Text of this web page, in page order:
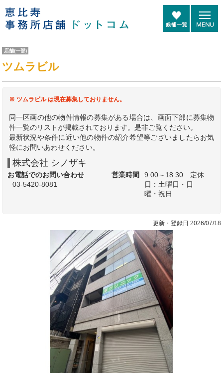
店舗(一部)
ツムラビル
※ ツムラビル は現在募集しておりません。
同一区画の他の物件情報の募集がある場合は、画面下部に募集物
件一覧のリストが掲載されております。是非ご覧ください。
最新状況や条件に近い他の物件の紹介希望等ございましたらお気
軽にお問いあわせください。
株式会社 シノザキ
お電話でのお問い合わせ
03-5420-8081
営業時間
9:00～18:30 定休
日：土曜日・日
曜・祝日
更新・登録日 2026/07/18